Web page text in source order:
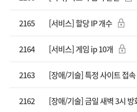
2165 [서비스] 할당 IP 개수
2164 [서비스] 게임 ip 10개
2163 [장애/기술] 특정 사이트 접
2162 [장애/기술] 금일 새벽 3시 방